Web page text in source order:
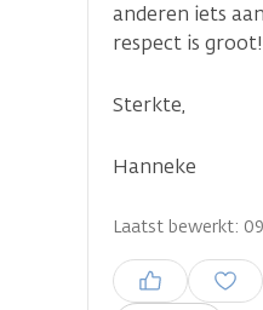
anderen iets
respect is groot!
Sterkte,
Hanneke
Laatst bewerkt:
Inloggen om een
plaatsen